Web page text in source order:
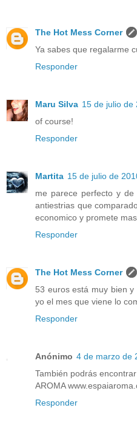
The Hot Mess Corner
Ya sabes que regalarme
Responder
Maru Silva 15 de julio de
of course!
Responder
Martita 15 de julio de
me parece perfecto y
antiestrias que
economico y promete
Responder
The Hot Mess Corner
53 euros está muy bien y
yo el mes que viene lo
Responder
Anónimo 4 de marzo de
También podrás
AROMA
Responder